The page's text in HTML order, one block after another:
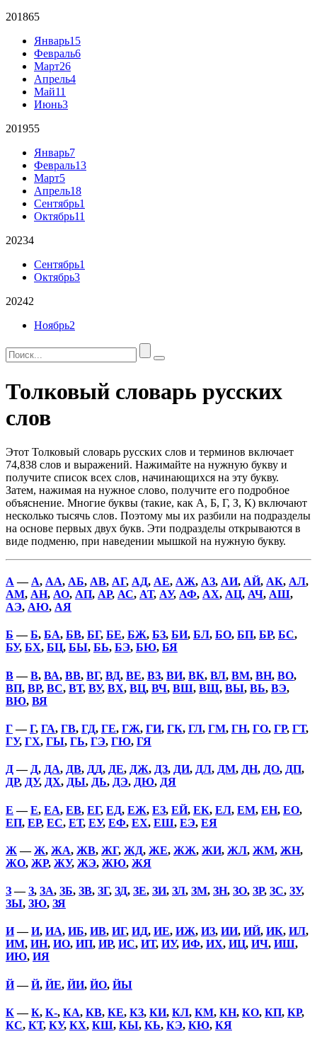
201865
Январь15
Февраль6
Март26
Апрель4
Май11
Июнь3
201955
Январь7
Февраль13
Март5
Апрель18
Сентябрь1
Октябрь11
20234
Сентябрь1
Октябрь3
20242
Ноябрь2
Толковый словарь русских
слов
Этот Толковый словарь русских слов и терминов включает
74,838 слов и выражений. Нажимайте на нужную букву и
получите список всех слов, начинающихся на эту букву.
Затем, нажимая на нужное слово, получите его подробное
объяснение. Многие буквы (такие, как А, Б, Г, З, К) включают
несколько тысячь слов. Поэтому мы их разбили на подразделы
на основе первых двух букв. Эти подразделы открываются в
виде подменю, при наведении мышкой на нужную букву.
А — А, АА, АБ, АВ, АГ, АД, АЕ, АЖ, АЗ, АИ, АЙ, АК, АЛ,
АМ, АН, АО, АП, АР, АС, АТ, АУ, АФ, АХ, АЦ, АЧ, АШ,
АЭ, АЮ, АЯ
Б —Б, БА, БВ, БГ, БЕ, БЖ, БЗ, БИ, БЛ, БО, БП, БР, БС,
БУ, БХ, БЦ, БЫ, БЬ, БЭ, БЮ, БЯ
В—В, ВА, ВВ, ВГ, ВД, ВЕ, ВЗ, ВИ, ВК, ВЛ, ВМ, ВН, ВО,
ВП, ВР, ВС, ВТ, ВУ, ВХ, ВЦ, ВЧ, ВШ, ВЩ, ВЫ, ВЬ, ВЭ,
ВЮ, ВЯ
Г—Г, ГА, ГВ, ГД, ГЕ, ГЖ, ГИ, ГК, ГЛ, ГМ, ГН, ГО, ГР, ГТ,
ГУ, ГХ, ГЫ, ГЬ, ГЭ, ГЮ, ГЯ
Д— Д, ДА, ДВ, ДД, ДЕ, ДЖ, ДЗ, ДИ, ДЛ, ДМ, ДН, ДО, ДП,
ДР, ДУ, ДХ, ДЫ, ДЬ, ДЭ, ДЮ, ДЯ
Е —Е, ЕА, ЕВ, ЕГ, ЕД, ЕЖ, ЕЗ, ЕЙ, ЕК, ЕЛ, ЕМ, ЕН, ЕО,
ЕП, ЕР, ЕС, ЕТ, ЕУ, ЕФ, ЕХ, ЕШ, ЕЭ, ЕЯ
Ж —Ж, ЖА, ЖВ, ЖГ, ЖД, ЖЕ, ЖЖ, ЖИ, ЖЛ, ЖМ, ЖН,
ЖО, ЖР, ЖУ, ЖЭ, ЖЮ, ЖЯ
З—З, ЗА, ЗБ, ЗВ, ЗГ, ЗД, ЗЕ, ЗИ, ЗЛ, ЗМ, ЗН, ЗО, ЗР, ЗС, ЗУ,
ЗЫ, ЗЮ, ЗЯ
И—И, ИА, ИБ, ИВ, ИГ, ИД, ИЕ, ИЖ, ИЗ, ИИ, ИЙ, ИК, ИЛ,
ИМ, ИН, ИО, ИП, ИР, ИС, ИТ, ИУ, ИФ, ИХ, ИЦ, ИЧ, ИШ,
ИЮ, ИЯ
Й—Й, ЙЕ, ЙИ, ЙО, ЙЫ
К—К, К-, КА, КВ, КЕ, КЗ, КИ, КЛ, КМ, КН, КО, КП, КР,
КС, КТ, КУ, КХ, КШ, КЫ, КЬ, КЭ, КЮ, КЯ